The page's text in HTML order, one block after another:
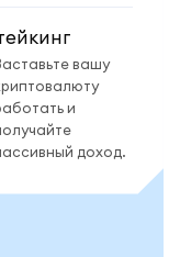
вашу
и
доход.